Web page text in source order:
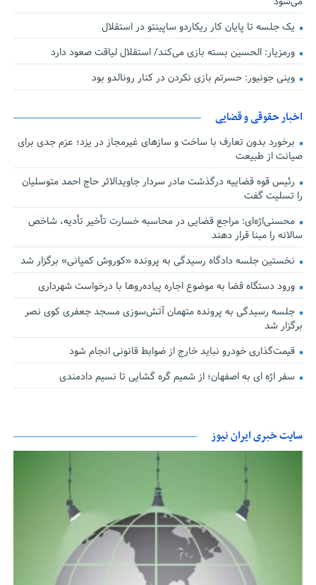
یک جلسه تا پایان کار ریکاردو ساپینتو در استقلال
ورمزیار: الحسین بسته بازی می‌کند/ استقلال لیاقت صعود دارد
وینی جونیور: حسرتم بازی نکردن در کنار رونالدو بود
اخبار حقوقی و قضایی
برخورد بدون تعارف با ساخت‌ و سازهای غیرمجاز در یزد؛ عزم جدی برای
صیانت از طبیعت
رئیس قوه قضاییه درگذشت مادر سردار جاویدالاثر حاج احمد متوسلیان
را تسلیت گفت
محسنی‌اژه‌ای: مراجع قضایی در محاسبه خسارت تأخیر تأدیه، شاخص
سالانه را مبنا قرار دهند
نخستین جلسه دادگاه رسیدگی به پرونده «کوروش کمپانی» برگزار شد
ورود دستگاه قضا به موضوع اجاره پیاده‌روها با درخواست شهرداری
جلسه رسیدگی به پرونده متهمان آتش‌سوزی مسجد جعفری کوی نصر
برگزار شد
قیمت‌گذاری خودرو نباید خارج از ضوابط قانونی انجام شود
سفر اژه ای به اصفهان؛ از شمیم گره گشایی تا نسیم دادمندی
سایت خبری ایران نیوز